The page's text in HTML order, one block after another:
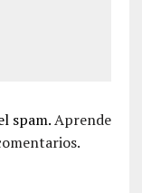
spam.Aprende